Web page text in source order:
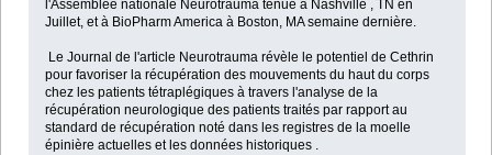
l'Assemblée nationale Neurotrauma tenue à Nashville , TN en
Juillet, et à BioPharm America à Boston, MA semaine dernière.
Le Journal de l'article Neurotrauma révèle le potentiel de Cethrin
pour favoriser la récupération des mouvements du haut du corps
chez les patients tétraplégiques à travers l'analyse de la
récupération neurologique des patients traités par rapport au
standard de récupération noté dans les registres de la moelle
épinière actuelles et les données historiques .